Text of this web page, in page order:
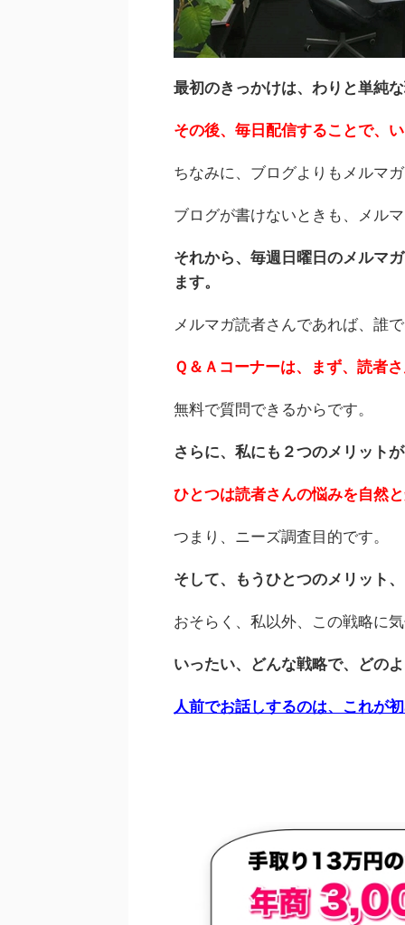
最初のきっかけは、わりと単純
その後、毎日配信することで、
ちなみに、ブログよりもメルマ
ブログが書けないときも、メル
それから、毎週日曜日のメルマ
ます。
メルマガ読者さんであれば、誰
Ｑ＆Ａコーナーは、まず、読者
無料で質問できるからです。
さらに、私にも２つのメリット
ひとつは読者さんの悩みを自然
つまり、ニーズ調査目的です。
そして、もうひとつのメリット
おそらく、私以外、この戦略に
いったい、どんな戦略で、どの
人前でお話しするのは、これが